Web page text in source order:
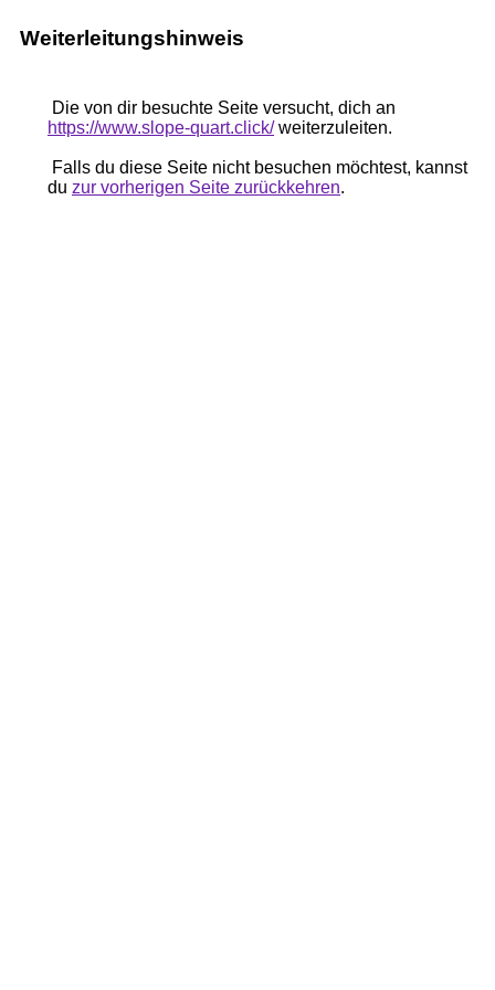
Weiterleitungshinweis
Die von dir besuchte Seite versucht, dich an
https://www.slope-quart.click/weiterzuleiten.
Falls du diese Seite nicht besuchen möchtest, kannst
du zur vorherigen Seite zurückkehren.